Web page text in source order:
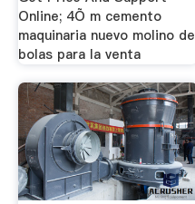
Online; 4Õ m cemento
maquinaria nuevo molino de
bolas para la venta